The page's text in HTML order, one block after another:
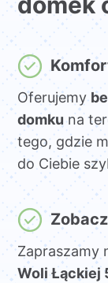
Oferujemy
domkuna
tego, gdzie
do Ciebie
Zapraszamy
Woli Łąckiej